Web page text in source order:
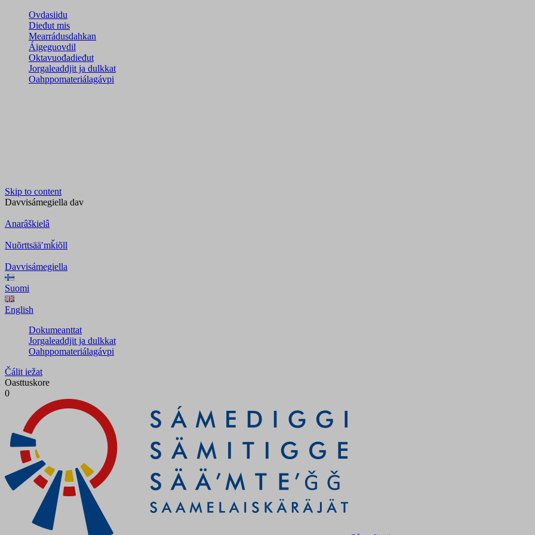
Ovdasiidu
Dieđut mis
Mearrádusdahkan
Áigeguovdil
Oktavuođadieđut
Jorgaleaddjit ja dulkkat
Oahppomateriálagávpi
Skip to content
Davvisámegiella dav
Anarâškielâ
Nuõrttsääʹmǩiõll
Davvisámegiella
Suomi
English
Dokumeanttat
Jorgaleaddjit ja dulkkat
Oahppomateriálagávpi
Čálit iežat
Oasttuskore
0